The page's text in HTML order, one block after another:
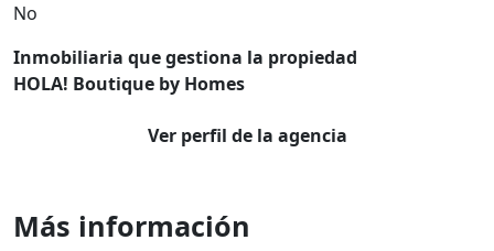
No
Inmobiliaria que gestiona la propiedad
HOLA! Boutique by Homes
Ver perfil de la agencia
Más información